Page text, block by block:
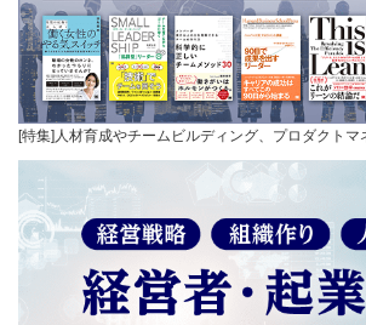
[特集]人材育成やチームビルディング、プロダクト